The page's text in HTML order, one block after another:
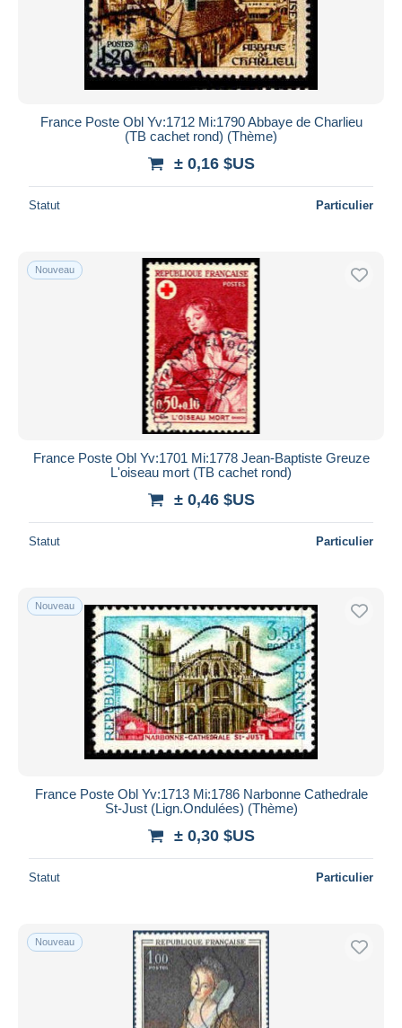
France Poste Obl Yv:1712 Mi:1790 Abbaye de Charlieu
(TB cachet rond) (Thème)
± 0,16 $US
Statut Particulier
Nouveau
France Poste Obl Yv:1701 Mi:1778 Jean-Baptiste Greuze
L'oiseau mort (TB cachet rond)
± 0,46 $US
Statut Particulier
Nouveau
France Poste Obl Yv:1713 Mi:1786 Narbonne Cathedrale
St-Just (Lign.Ondulées) (Thème)
± 0,30 $US
Statut Particulier
Nouveau